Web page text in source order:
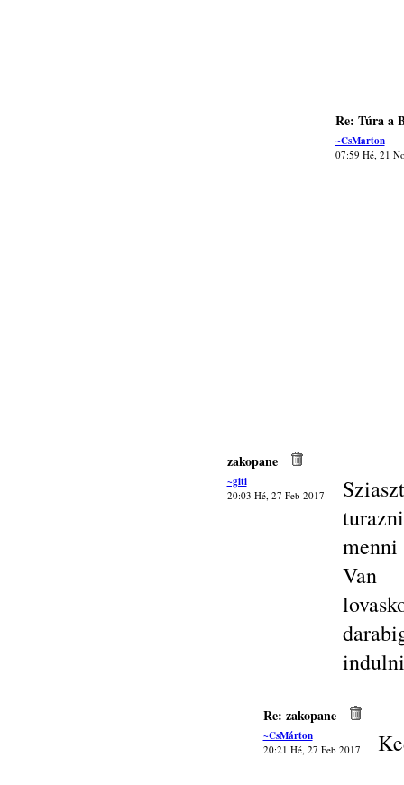
Re: Túra a
~CsMarton
07:59 Hé, 21
zakopane
~giti
20:03 Hé, 27 Feb 2017
Van
Re: zakopane
~CsMárton
20:21 Hé, 27 Feb 2017